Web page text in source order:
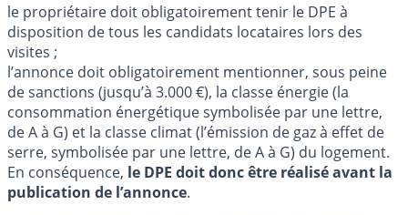
le propriétaire doit obligatoirement tenir le DPE à
disposition de tous les candidats locataires lors des
visites ;
l’annonce doit obligatoirement mentionner, sous peine
de sanctions (jusqu’à 3.000 €), la classe énergie (la
consommation énergétique symbolisée par une lettre,
de A à G) et la classe climat (l’émission de gaz à effet de
serre, symbolisée par une lettre, de A à G) du logement.
En conséquence, le DPE doit donc être réalisé avant la
publication de l’annonce.